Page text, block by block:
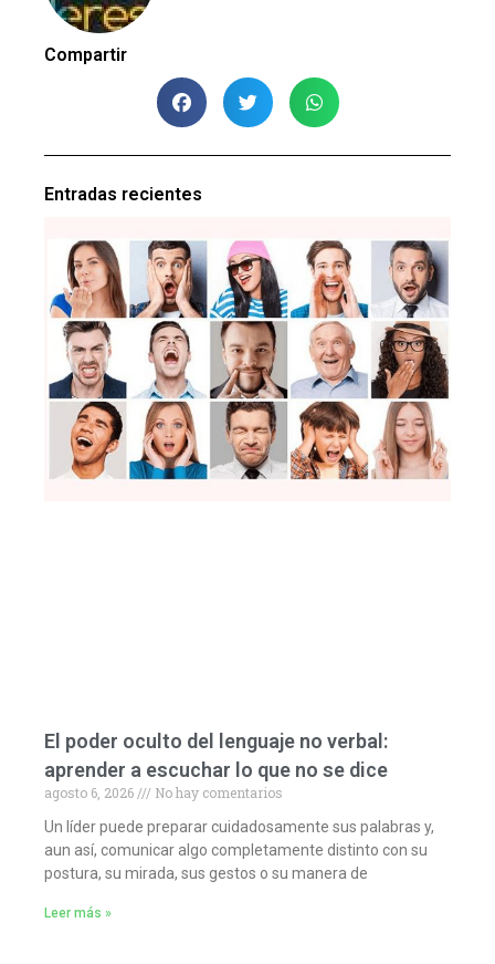
Compartir
Entradas recientes
El poder oculto del lenguaje no verbal:
aprender a escuchar lo que no se dice
agosto 6, 2026
No hay comentarios
Un líder puede preparar cuidadosamente sus palabras y,
aun así, comunicar algo completamente distinto con su
postura, su mirada, sus gestos o su manera de
Leer más »